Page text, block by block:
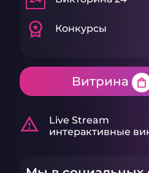
workspace_premium Конкурсы
Витрина shopping_bag
warning_amber
Live Stream
интерактивные